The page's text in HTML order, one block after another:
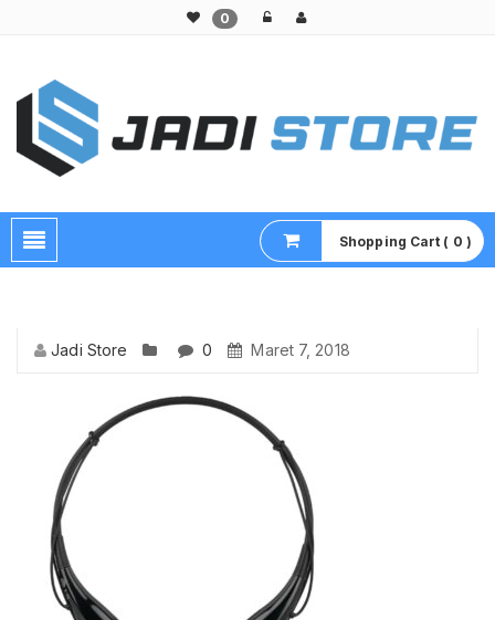
0
Shopping Cart ( 0 )
Jadi Store 0 Maret 7, 2018